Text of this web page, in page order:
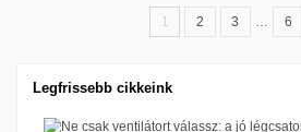
1 2 3 … 6
Legfrissebb cikkeink